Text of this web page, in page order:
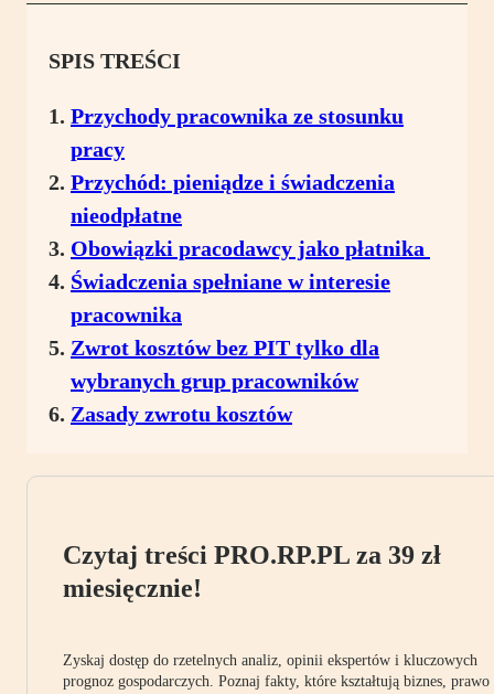
SPIS TREŚCI
Przychody pracownika ze stosunku
pracy
Przychód: pieniądze i świadczenia
nieodpłatne
Obowiązki pracodawcy jako płatnika
Świadczenia spełniane w interesie
pracownika
Zwrot kosztów bez PIT tylko dla
wybranych grup pracowników
Zasady zwrotu kosztów
Czytaj treści PRO.RP.PL za 39 zł
miesięcznie!
Zyskaj dostęp do rzetelnych analiz, opinii ekspertów i kluczowych
prognoz gospodarczych. Poznaj fakty, które kształtują biznes, prawo